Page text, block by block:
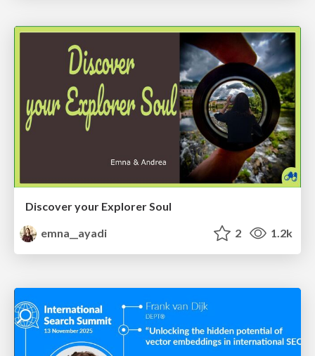
Discover your Explorer Soul
emna__ayadi
2 1.2k